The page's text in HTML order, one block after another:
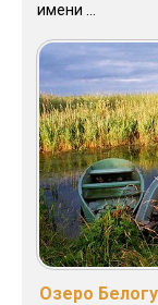
имени ...
Озеро